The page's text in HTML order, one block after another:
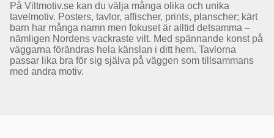
På Viltmotiv.se kan du välja många olika och unika
tavelmotiv. Posters, tavlor, affischer, prints, planscher; kärt
barn har många namn men fokuset är alltid detsamma –
nämligen Nordens vackraste vilt. Med spännande konst på
väggarna förändras hela känslan i ditt hem. Tavlorna
passar lika bra för sig själva på väggen som tillsammans
med andra motiv.